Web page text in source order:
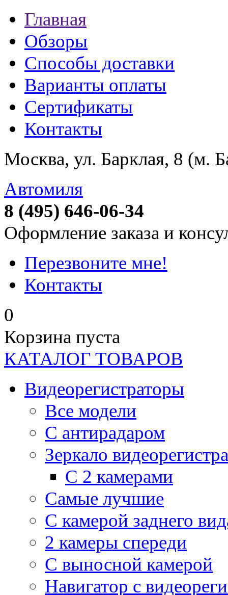
Главная
Обзоры
Способы доставки
Варианты оплаты
Сертификаты
Контакты
Москва, ул. Барклая, 8 (м.
Автомиля
8 (495) 646-06-34
Оформление заказа и
Перезвоните мне!
Контакты
0
Корзина пуста
КАТАЛОГ ТОВАРОВ
Видеорегистраторы
Все модели
C антирадаром
Зеркало
С 2 камерами
Самые лучшие
С камерой заднего
2 камеры спереди
С выносной камерой
Навигатор с